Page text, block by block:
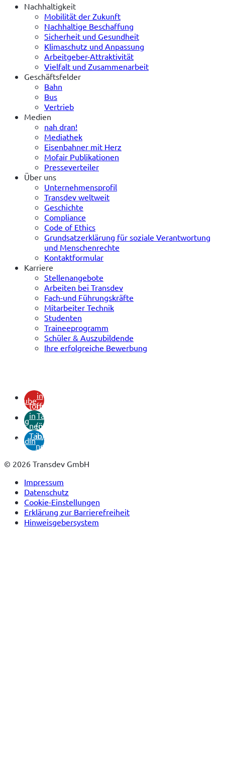
Nachhaltigkeit
Mobilität der Zukunft
Nachhaltige Beschaffung
Sicherheit und Gesundheit
Klimaschutz und Anpassung
Arbeitgeber-Attraktivität
Vielfalt und Zusammenarbeit
Geschäftsfelder
Bahn
Bus
Vertrieb
Medien
nah dran!
Mediathek
Eisenbahner mit Herz
Mofair Publikationen
Presseverteiler
Über uns
Unternehmensprofil
Transdev weltweit
Geschichte
Compliance
Code of Ethics
Grundsatzerklärung für soziale Verantwortung
und Menschenrechte
Kontaktformular
Karriere
Stellenangebote
Arbeiten bei Transdev
Fach-und Führungskräfte
Mitarbeiter Technik
Studenten
Traineeprogramm
Schüler & Auszubildende
Ihre erfolgreiche Bewerbung
youtubein
neuem
Tab)
xing
(öffnet
in
neuem
Tab)
linkedin
(öffnet
in
neuem
© 2026 Transdev GmbH
Impressum
Datenschutz
Cookie-Einstellungen
Erklärung zur Barrierefreiheit
Hinweisgebersystem